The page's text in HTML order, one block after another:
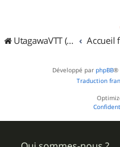
UtagawaVTT (Randos VTT et VTTAE avec traces GPS) Accueil
Développé par phpBB®
Traduction